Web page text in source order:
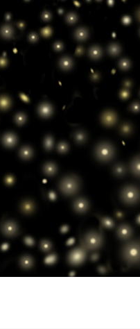
de Retoque de Servicios de